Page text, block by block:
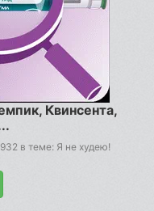
Квинсента,
в теме: Я не худею!